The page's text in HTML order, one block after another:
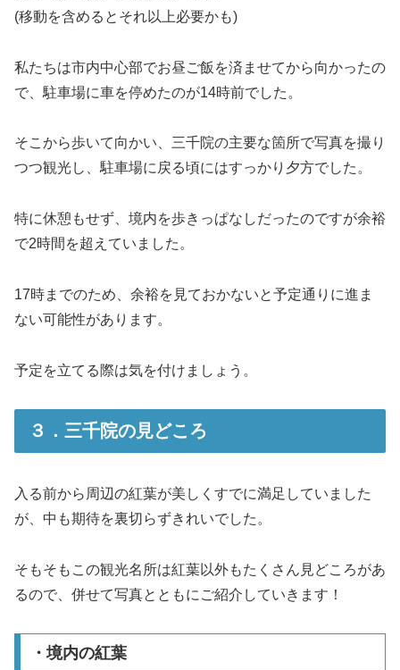
(移動を含めるとそれ以上必要かも)
私たちは市内中心部でお昼ご飯を済ませてから向かったの
で、駐車場に車を停めたのが14時前でした。
そこから歩いて向かい、三千院の主要な箇所で写真を撮り
つつ観光し、駐車場に戻る頃にはすっかり夕方でした。
特に休憩もせず、境内を歩きっぱなしだったのですが余裕
で2時間を超えていました。
17時までのため、余裕を見ておかないと予定通りに進ま
ない可能性があります。
予定を立てる際は気を付けましょう。
３．三千院の見どころ
入る前から周辺の紅葉が美しくすでに満足していました
が、中も期待を裏切らずきれいでした。
そもそもこの観光名所は紅葉以外もたくさん見どころがあ
るので、併せて写真とともにご紹介していきます！
・境内の紅葉